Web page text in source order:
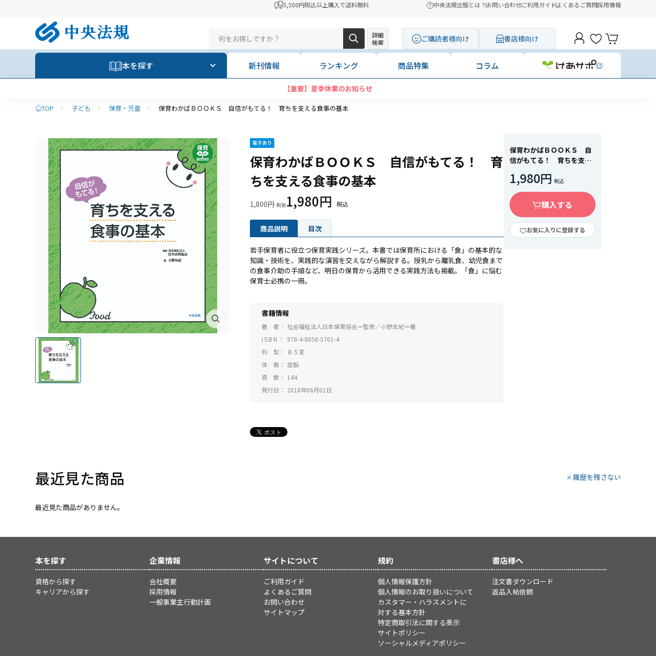
5,500円税込以上購入で送料無料 中央法規出版とは？お問い合わせご利用ガイドよくあるご質問採用情報
詳細
検索
ご購読者様向け 書店様向け
本を探す 新刊情報 ランキング 商品特集 コラム
【重要】夏季休業のお知らせ
TOP > 子ども > 保育・児童 > 保育わかばＢＯＯＫＳ 自信がもてる！ 育ちを支える食事の基本
保育わかばＢＯＯＫＳ 自信がもてる！ 育
ちを支える食事の基本
1,800円 1,980円
商品説明 目次
若手保育者に役立つ保育実践シリーズ。本書では保育所における「食」の基本的な
知識・技術を、実践的な演習を交えながら解説する。授乳から離乳食、幼児食まで
の食事介助の手順など、明日の保育から活用できる実践方法も掲載。「食」に悩む
保育士必携の一冊。
書籍情報
著 者
社会福祉法人日本保育協会＝監修／小野友紀＝著
ISBN
978-4-8058-5701-4
判 型
Ｂ５変
体 裁
並製
頁 数
144
発行日
2018年06月01日
保育わかばＢＯＯＫＳ 自
信がもてる！ 育ちを支え
1,980円
購入する
お気に入りに登録する
最近見た商品
最近見た商品がありません。
履歴を残さない
本を探す
資格から探す
キャリアから探す
企業情報
会社概要
採用情報
一般事業主行動計画
サイトについて
ご利用ガイド
よくあるご質問
お問い合わせ
サイトマップ
規約
個人情報保護方針
個人情報のお取り扱いについて
カスタマー・ハラスメントに
対する基本方針
特定商取引法に関する表示
サイトポリシー
ソーシャルメディアポリシー
書店様へ
注文書ダウンロード
返品入帖依頼